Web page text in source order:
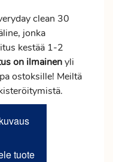
clean 30
jonka
kestää 1-2
on ilmainenyli
ostoksille! Meiltä
tuote